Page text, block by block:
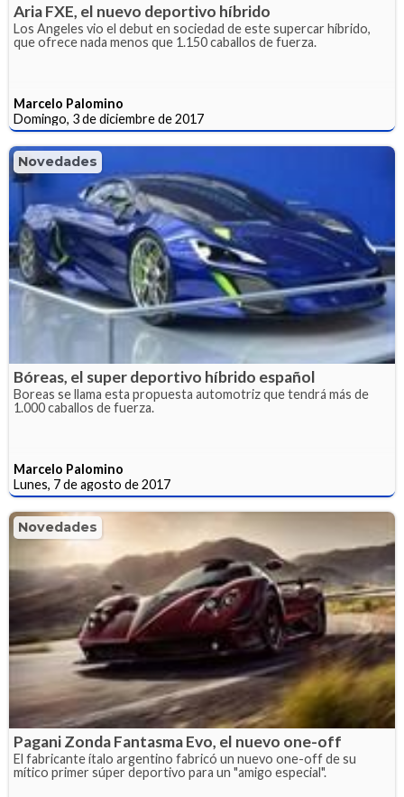
Aria FXE, el nuevo deportivo híbrido
Los Angeles vio el debut en sociedad de este supercar híbrido,
que ofrece nada menos que 1.150 caballos de fuerza.
Marcelo Palomino
Domingo, 3 de diciembre de 2017
Novedades
Bóreas, el super deportivo híbrido español
Boreas se llama esta propuesta automotriz que tendrá más de
1.000 caballos de fuerza.
Marcelo Palomino
Lunes, 7 de agosto de 2017
Novedades
Pagani Zonda Fantasma Evo, el nuevo one-off
El fabricante ítalo argentino fabricó un nuevo one-off de su
mítico primer súper deportivo para un "amigo especial".